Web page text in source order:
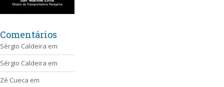
Comentários
Sérgio Caldeira em
Sérgio Caldeira em
Zé Cueca em